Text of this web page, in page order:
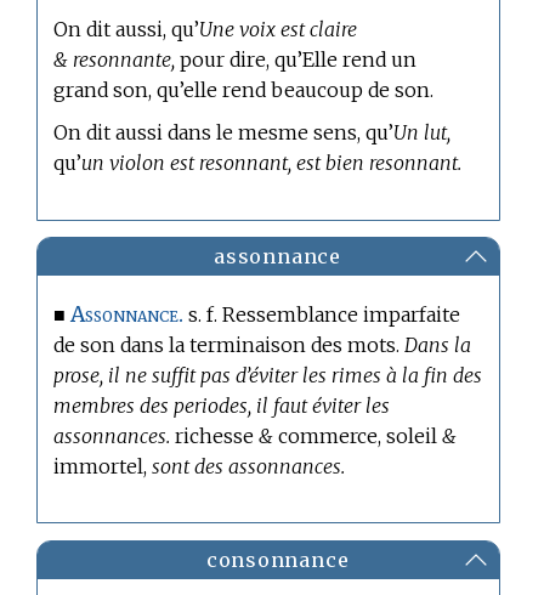
On dit aussi, qu’Une voix est claire
& resonnante, pour dire, qu’Elle rend un
grand son, qu’elle rend beaucoup de son.
On dit aussi dans le mesme sens, qu’Un lut,
qu’un violon est resonnant, est bien resonnant.
assonnance
■Assonnance. s. f. Ressemblance imparfaite
de son dans la terminaison des mots.Dans la
prose, il ne suffit pas d’éviter les rimes à la fin des
membres des periodes, il faut éviter les
assonnances. richesse& commerce, soleil&
immortel,sont des assonnances.
consonnance